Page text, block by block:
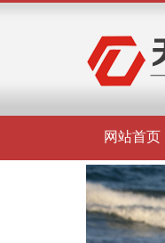
网站首页